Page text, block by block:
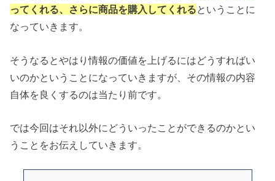
ってくれる、さらに商品を購入してくれるということに
なっていきます。
そうなるとやはり情報の価値を上げるにはどうすればい
いのかということになっていきますが、その情報の内容
自体を良くするのは当たり前です。
では今回はそれ以外にどういったことができるのかとい
うことをお伝えしていきます。